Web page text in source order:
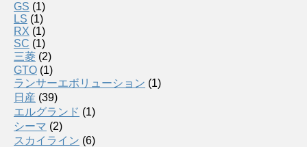
GS (1)
LS (1)
RX (1)
SC (1)
三菱 (2)
GTO (1)
ランサーエボリューション (1)
日産 (39)
エルグランド (1)
シーマ (2)
スカイライン (6)